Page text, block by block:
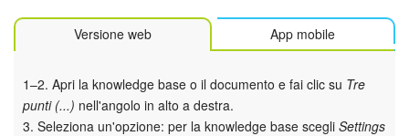
Versione web App mobile
1–2. Apri la knowledge base o il documento e fai clic su Tre
punti (...) nell'angolo in alto a destra.
3. Seleziona un'opzione: per la knowledge base scegli Settings